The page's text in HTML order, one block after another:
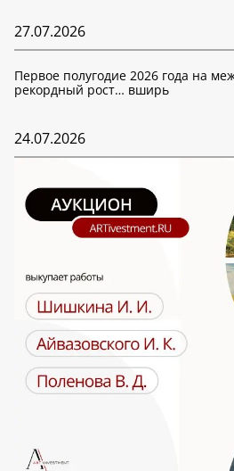
27.07.2026
Первое полугодие 2026 года на
рекордный рост… вширь
24.07.2026